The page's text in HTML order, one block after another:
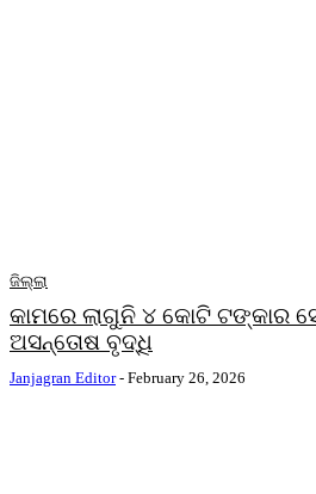
ଜିଲ୍ଲା
କାମରେ ଲାଗୁନି ୪ କୋଟି ଟଙ୍କାର
ଅସନ୍ତୋଷ ବୃଦ୍ଧି
Janjagran Editor - February 26, 2026